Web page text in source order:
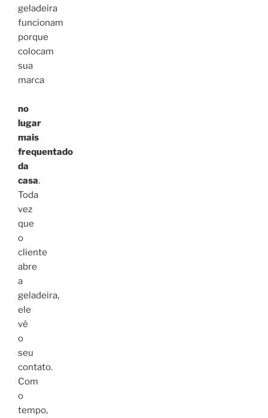
geladeira
funcionam
porque
colocam
sua
marca
no
lugar
mais
frequentado
da
casa.
Toda
vez
que
o
cliente
abre
a
geladeira,
ele
vê
o
seu
contato.
Com
o
tempo,